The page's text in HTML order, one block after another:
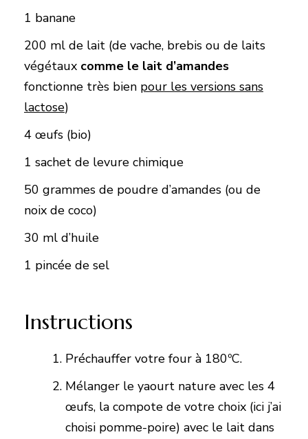
1 banane
200 ml de lait (de vache, brebis ou de laits
végétaux comme le lait d’amandes
fonctionne très bien pour les versions sans
lactose)
4 œufs (bio)
1 sachet de levure chimique
50 grammes de poudre d’amandes (ou de
noix de coco)
30 ml d’huile
1 pincée de sel
Instructions
Préchauffer votre four à 180ºC.
Mélanger le yaourt nature avec les 4
œufs, la compote de votre choix (ici j’ai
choisi pomme-poire) avec le lait dans